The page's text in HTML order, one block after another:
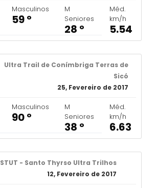
Masculinos
59 º
M
Seniores
28 º
Méd.
km/h
5.54
Ultra Trail de Conímbriga Terras de
Sicó
25, Fevereiro de 2017
Masculinos
90 º
M
Seniores
38 º
Méd.
km/h
6.63
STUT - Santo Thyrso Ultra Trilhos
12, Fevereiro de 2017